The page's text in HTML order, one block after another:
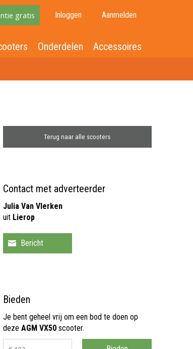
gratis Inloggen Aanmelden
Onderdelen Accessoires
Terug naar alle scooters
Contact met adverteerder
Julia Van Vlerken
uit Lierop
Bieden
Je bent geheel vrij om een bod te doen op
deze AGM VX50scooter.